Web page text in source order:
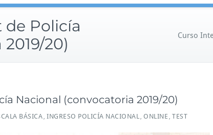
de Policía
20)
Curso
Nacional (convocatoria 2019/20)
BÁSICA INGRESO POLICÍA NACIONAL ONLINE TEST